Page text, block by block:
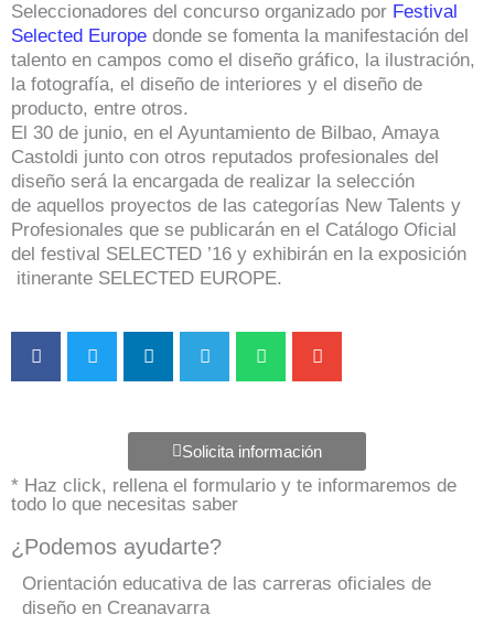
Seleccionadores del concurso organizado por Festival
Selected Europe donde se fomenta la manifestación del
talento en campos como el diseño gráfico, la ilustración,
la fotografía, el diseño de interiores y el diseño de
producto, entre otros.
El 30 de junio, en el Ayuntamiento de Bilbao, Amaya
Castoldi junto con otros reputados profesionales del
diseño será la encargada de realizar la selección
de aquellos proyectos de las categorías New Talents y
Profesionales que se publicarán en el Catálogo Oficial
del festival SELECTED ’16 y exhibirán en la exposición
itinerante SELECTED EUROPE.
Solicita información
* Haz click, rellena el formulario y te informaremos de
todo lo que necesitas saber
¿Podemos ayudarte?
Orientación educativa de las carreras oficiales de
diseño en Creanavarra